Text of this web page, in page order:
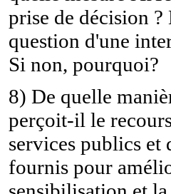
prise de décision
question d'une
Si non, pourquoi?
8) De quelle
perçoit-il le
services publics et
fournis pour